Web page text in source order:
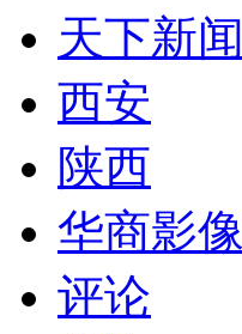
天下新闻
西安
陕西
华商影像
评论